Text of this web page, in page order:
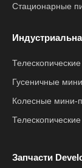
Стационарные
Телескопические
Гусеничные
Колесные мини-
Запчасти